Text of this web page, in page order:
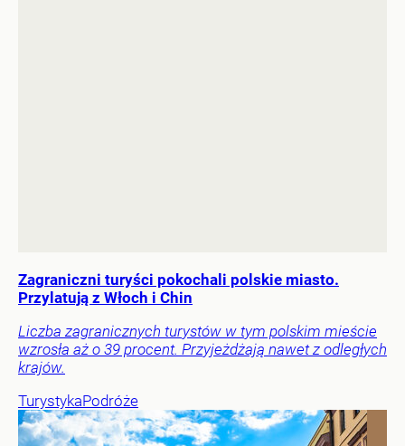
Zagraniczni turyści pokochali polskie miasto.
Przylatują z Włoch i Chin
Liczba zagranicznych turystów w tym polskim mieście
wzrosła aż o 39 procent. Przyjeżdżają nawet z odległych
krajów.
TurystykaPodróże